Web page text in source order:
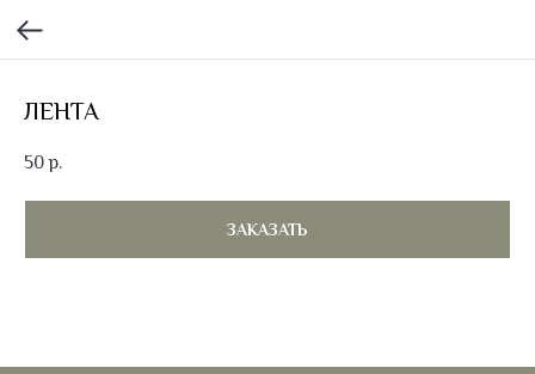
ЛЕНТА
50 р.
ЗАКАЗАТЬ